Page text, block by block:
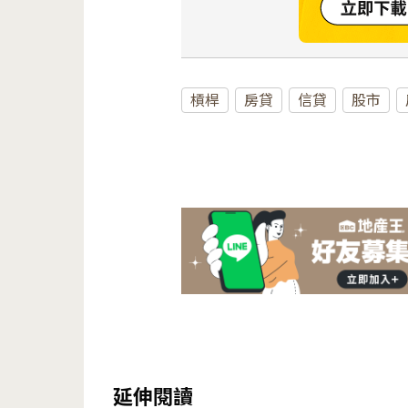
槓桿 房貸 信貸 股市
延伸閱讀